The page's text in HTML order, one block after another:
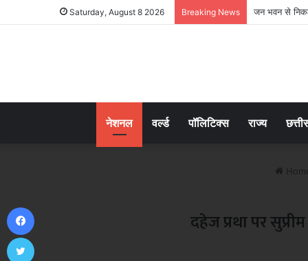
Saturday, August 8 2026 Breaking News जन भवन से
नेशनल वर्ल्ड पॉलिटिक्स राज्य
दहेज प्रथा पर